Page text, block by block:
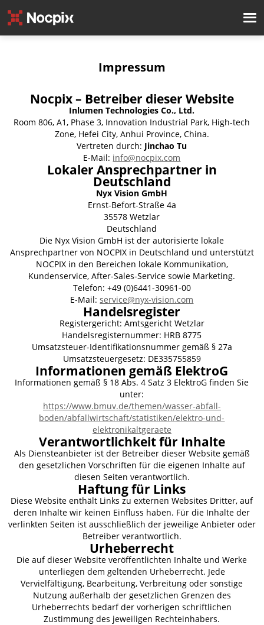
Impressum
Nocpix – Betreiber dieser Website
Inlumen Technologies Co., Ltd.
Room 806, A1, Phase 3, Innovation Industrial Park, High-tech
Zone, Hefei City, Anhui Province, China.
Vertreten durch: Jinchao Tu
E-Mail: info@nocpix.com
Lokaler Ansprechpartner in
Deutschland
Nyx Vision GmbH
Ernst-Befort-Straße 4a
35578 Wetzlar
Deutschland
Die Nyx Vision GmbH ist der autorisierte lokale
Ansprechpartner von NOCPIX in Deutschland und unterstützt
NOCPIX in den Bereichen lokale Kommunikation,
Kundenservice, After-Sales-Service sowie Marketing.
Telefon: +49 (0)6441-30961-00
E-Mail:service@nyx-vision.com
Handelsregister
Registergericht: Amtsgericht Wetzlar
Handelsregisternummer: HRB 8775
Umsatzsteuer-Identifikationsnummer gemäß § 27a
Umsatzsteuergesetz: DE335755859
Informationen gemäß ElektroG
Informationen gemäß § 18 Abs. 4 Satz 3 ElektroG finden Sie
unter:
https://www.bmuv.de/themen/wasser-abfall-
boden/abfallwirtschaft/statistiken/elektro-und-
elektronikaltgeraete
Verantwortlichkeit für Inhalte
Als Diensteanbieter ist der Betreiber dieser Website gemäß
den gesetzlichen Vorschriften für die eigenen Inhalte auf
diesen Seiten verantwortlich.
Haftung für Links
Diese Website enthält Links zu externen Websites Dritter, auf
deren Inhalte wir keinen Einfluss haben. Für die Inhalte der
verlinkten Seiten ist ausschließlich der jeweilige Anbieter oder
Betreiber verantwortlich.
Urheberrecht
Die auf dieser Website veröffentlichten Inhalte und Werke
unterliegen dem geltenden Urheberrecht. Jede
Vervielfältigung, Bearbeitung, Verbreitung oder sonstige
Nutzung außerhalb der gesetzlichen Grenzen des
Urheberrechts bedarf der vorherigen schriftlichen
Zustimmung des jeweiligen Rechteinhabers.